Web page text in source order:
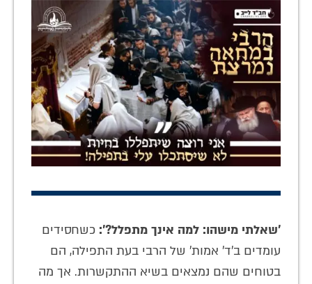
'שאלתי מישהו: למה אינך מתפלל?': כשחסידים
עומדים ב'ד' אמות' של הרבי בעת התפילה, הם
בטוחים שהם נמצאים בשיא ההתקשרות. אך מה